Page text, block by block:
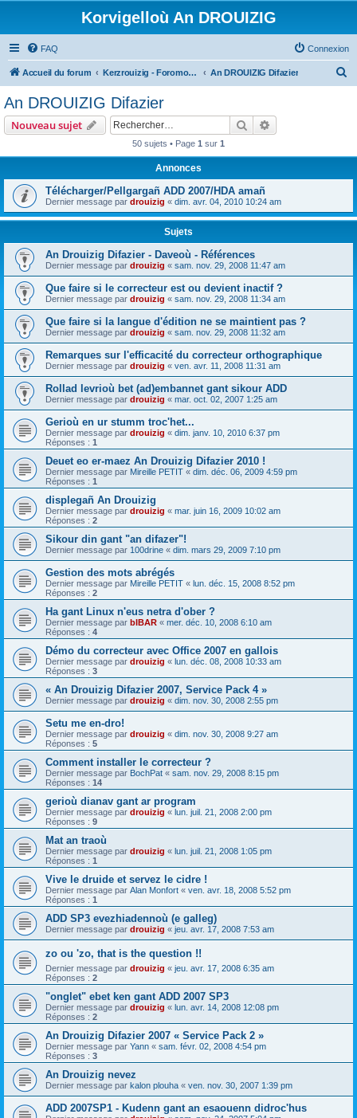
Korvigelloù An DROUIZIG
FAQ Connexion
Accueil du forum Kerzrouizig - Foromoù An Drouizig An DROUIZIG Difazier
e
r
An DROUIZIG Difazier
Nouveau sujet Rechercher
50 sujets • Page 1 sur 1
Annonces
Télécharger/Pellgargañ ADD 2007/HDA amañ
Dernier message par drouizig « dim. avr. 04, 2010 10:24 am
Sujets
An Drouizig Difazier - Daveoù - Références
Dernier message par drouizig « sam. nov. 29, 2008 11:47 am
Que faire si le correcteur est ou devient inactif ?
Dernier message par drouizig « sam. nov. 29, 2008 11:34 am
Que faire si la langue d'édition ne se maintient pas ?
Dernier message par drouizig « sam. nov. 29, 2008 11:32 am
Remarques sur l'efficacité du correcteur orthographique
Dernier message par drouizig « ven. avr. 11, 2008 11:31 am
Rollad levrioù bet (ad)embannet gant sikour ADD
Dernier message par drouizig « mar. oct. 02, 2007 1:25 am
Gerioù en ur stumm troc'het...
Dernier message par drouizig « dim. janv. 10, 2010 6:37 pm
Réponses : 1
Deuet eo er-maez An Drouizig Difazier 2010 !
Dernier message par Mireille PETIT « dim. déc. 06, 2009 4:59 pm
Réponses : 1
displegañ An Drouizig
Dernier message par drouizig « mar. juin 16, 2009 10:02 am
Réponses : 2
Sikour din gant "an difazer"!
Dernier message par 100drine « dim. mars 29, 2009 7:10 pm
Gestion des mots abrégés
Dernier message par Mireille PETIT « lun. déc. 15, 2008 8:52 pm
Réponses : 2
Ha gant Linux n'eus netra d'ober ?
Dernier message par bIBAR « mer. déc. 10, 2008 6:10 am
Réponses : 4
Démo du correcteur avec Office 2007 en gallois
Dernier message par drouizig « lun. déc. 08, 2008 10:33 am
Réponses : 3
« An Drouizig Difazier 2007, Service Pack 4 »
Dernier message par drouizig « dim. nov. 30, 2008 2:55 pm
Setu me en-dro!
Dernier message par drouizig « dim. nov. 30, 2008 9:27 am
Réponses : 5
Comment installer le correcteur ?
Dernier message par BochPat « sam. nov. 29, 2008 8:15 pm
Réponses : 14
gerioù dianav gant ar program
Dernier message par drouizig « lun. juil. 21, 2008 2:00 pm
Réponses : 9
Mat an traoù
Dernier message par drouizig « lun. juil. 21, 2008 1:05 pm
Réponses : 1
Vive le druide et servez le cidre !
Dernier message par Alan Monfort « ven. avr. 18, 2008 5:52 pm
Réponses : 1
ADD SP3 evezhiadennoù (e galleg)
Dernier message par drouizig « jeu. avr. 17, 2008 7:53 am
zo ou 'zo, that is the question !!
Dernier message par drouizig « jeu. avr. 17, 2008 6:35 am
Réponses : 2
"onglet" ebet ken gant ADD 2007 SP3
Dernier message par drouizig « lun. avr. 14, 2008 12:08 pm
Réponses : 2
An Drouizig Difazier 2007 « Service Pack 2 »
Dernier message par Yann « sam. févr. 02, 2008 4:54 pm
Réponses : 3
An Drouizig nevez
Dernier message par kalon plouha « ven. nov. 30, 2007 1:39 pm
ADD 2007SP1 - Kudenn gant an esaouenn didroc'hus